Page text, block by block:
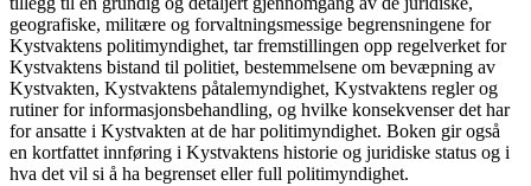
geografiske, militære og forvaltningsmessige begrensningene for
Kystvaktens politimyndighet, tar fremstillingen opp regelverket for
Kystvaktens bistand til politiet, bestemmelsene om bevæpning av
Kystvakten, Kystvaktens påtalemyndighet, Kystvaktens regler og
rutiner for informasjonsbehandling, og hvilke konsekvenser det har
for ansatte i Kystvakten at de har politimyndighet. Boken gir også
en kortfattet innføring i Kystvaktens historie og juridiske status og i
hva det vil si å ha begrenset eller full politimyndighet.